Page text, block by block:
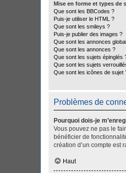
Mise en forme et types de
Que sont les BBCodes ?
Puis-je utiliser le HTML ?
Que sont les smileys ?
Puis-je publier des images ?
Que sont les annonces
Que sont les annonces ?
Que sont les sujets épinglés
Que sont les sujets
Que sont les icônes de sujet
Problèmes de
Pourquoi dois-je
Vous pouvez ne pas le
bénéficier de
création d’un compte est
Haut